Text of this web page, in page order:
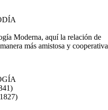
Moderna, aquí la relación de
más amistosa y